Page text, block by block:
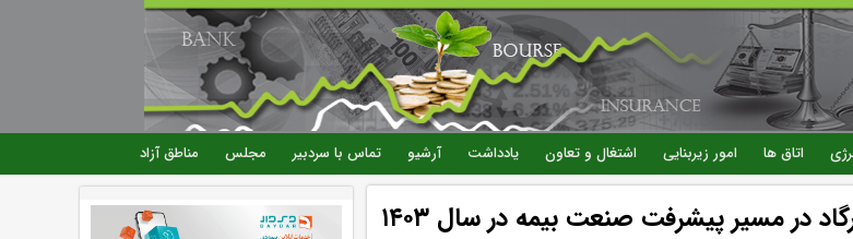
رفتن
به
محتوای
اصلی
اتاق ها امور زیربنایی اشتغال و تعاون یادداشت آرشیو تماس با سردبیر مجلس مناطق آزاد
در مسیر پیشرفت صنعت بیمه در سال ۱۴۰۳